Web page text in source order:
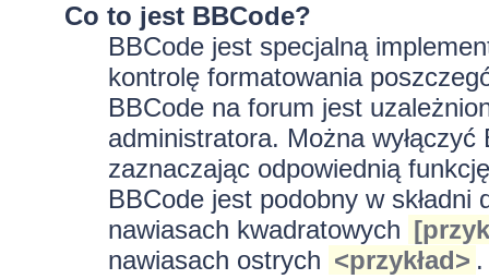
Co to jest BBCode?
BBCode jest specjalną
kontrolę formatowania
BBCode na forum jest
administratora. Można
zaznaczając odpowiednią
BBCode jest podobny w
nawiasach kwadratowych
nawiasach ostrych <przykład>